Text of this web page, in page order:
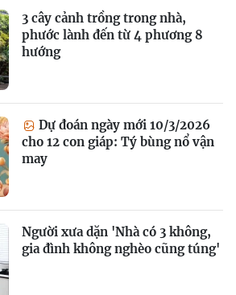
3 cây cảnh trồng trong nhà,
phước lành đến từ 4 phương 8
hướng
Dự đoán ngày mới 10/3/2026
cho 12 con giáp: Tý bùng nổ vận
may
Người xưa dặn 'Nhà có 3 không,
gia đình không nghèo cũng túng'